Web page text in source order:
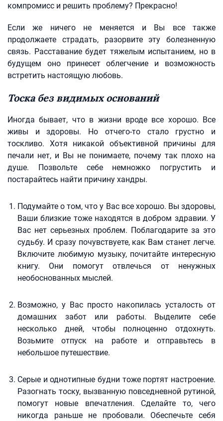
компромисс и решить проблему? Прекрасно!
Если же ничего не меняется и Вы все также
продолжаете страдать, разорвите эту болезненную
связь. Расставание будет тяжелым испытанием, но в
будущем оно принесет облегчение и возможность
встретить настоящую любовь.
Тоска без видимых оснований
Иногда бывает, что в жизни вроде все хорошо. Все
живы и здоровы. Но отчего-то стало грустно и
тоскливо. Хотя никакой объективной причины для
печали нет, и Вы не понимаете, почему так плохо на
душе. Позвольте себе немножко погрустить и
постарайтесь найти причину хандры.
Подумайте о том, что у Вас все хорошо. Вы здоровы,
Ваши близкие тоже находятся в добром здравии. У
Вас нет серьезных проблем. Поблагодарите за это
судьбу. И сразу почувствуете, как Вам станет легче.
Включите любимую музыку, почитайте интересную
книгу. Они помогут отвлечься от ненужных
необоснованных мыслей.
Возможно, у Вас просто накопилась усталость от
домашних забот или работы. Выделите себе
несколько дней, чтобы полноценно отдохнуть.
Возьмите отпуск на работе и отправьтесь в
небольшое путешествие.
Серые и однотипные будни тоже портят настроение.
Разогнать тоску, вызванную повседневной рутиной,
помогут новые впечатления. Сделайте то, чего
никогда раньше не пробовали. Обеспечьте себя